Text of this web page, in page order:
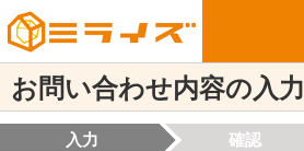
お問い合わせ内容の入力
入力 確認